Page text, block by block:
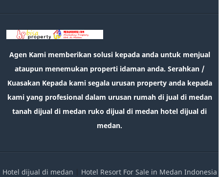
Agen Kami memberikan solusi kepada anda untuk menjual
ataupun menemukan properti idaman anda. Serahkan /
Kuasakan Kepada kami segala urusan property anda kepada
kami yang profesional dalam urusan rumah di jual di medan
tanah dijual di medan ruko dijual di medan hotel dijual di
medan.
Hotel dijual di medan | Hotel Resort For Sale in Medan Indonesia